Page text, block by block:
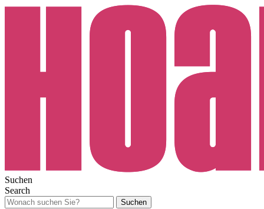
Suchen
Search
Suchen